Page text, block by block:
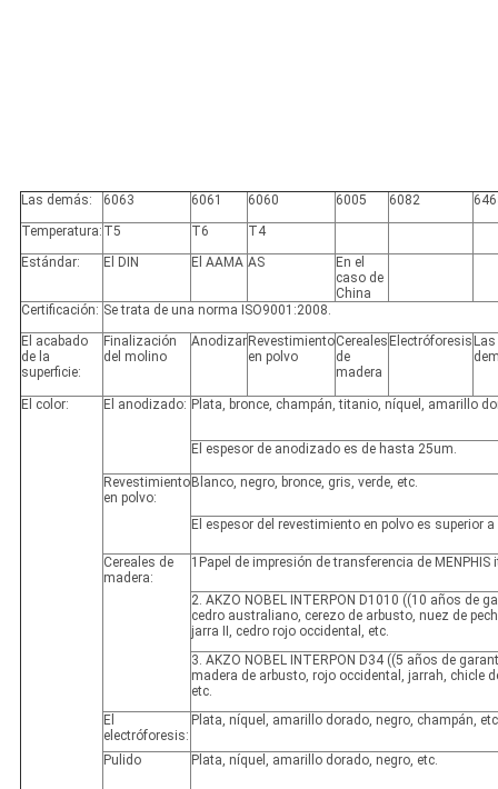
Las demás: 6063 6061 6060 6005 6082
Temperatura: T5 T6
T4
Estándar:
El DIN El AAMA AS
En el
caso de
China
Certificación: Se trata de una norma ISO9001:2008.
El acabado
de la
superficie:
Finalización
del molino
AnodizarRevestimiento
en polvo
Cereales
de
madera
Electróforesis Las
El color: El anodizado: Plata, bronce, champán, titanio, níquel, amarillo
El espesor de anodizado es de hasta 25um.
Revestimiento
en polvo:
Blanco, negro, bronce, gris, verde, etc.
El espesor del revestimiento en polvo es superior
Cereales de
madera:
1Papel de impresión de transferencia de MENPHIS
2. AKZO NOBEL INTERPON D1010 ((10 años de
cedro australiano, cerezo de arbusto, nuez de
jarra II, cedro rojo occidental, etc.
3. AKZO NOBEL INTERPON D34 ((5 años de
madera de arbusto, rojo occidental, jarrah, chicle
etc.
El
electróforesis:
Plata, níquel, amarillo dorado, negro, champán,
Pulido Plata, níquel, amarillo dorado, negro, etc.